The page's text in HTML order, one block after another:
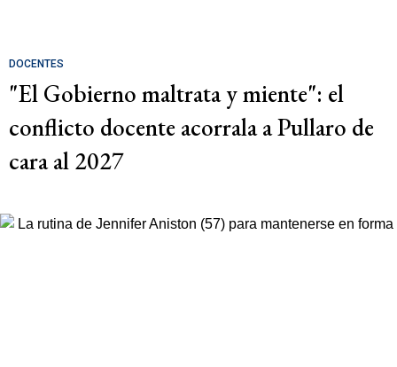
DOCENTES
"El Gobierno maltrata y miente": el
conflicto docente acorrala a Pullaro de
cara al 2027